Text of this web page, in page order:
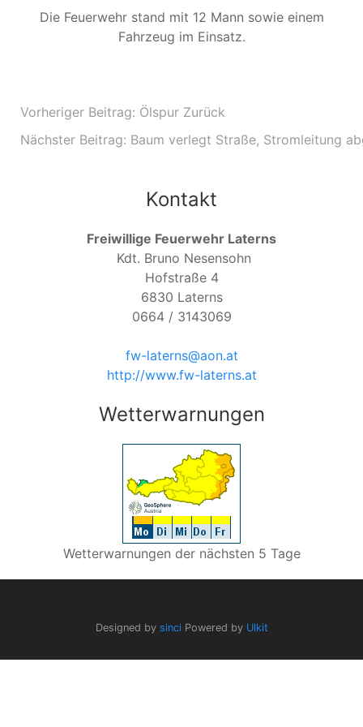
Die Feuerwehr stand mit 12 Mann sowie einem
Fahrzeug im Einsatz.
Vorheriger Beitrag: Ölspur Zurück
Nächster Beitrag: Baum verlegt Straße, Stromleitung
Kontakt
Freiwillige Feuerwehr Laterns
Kdt. Bruno Nesensohn
Hofstraße 4
6830 Laterns
0664 / 3143069
fw-laterns@aon.at
http://www.fw-laterns.at
Wetterwarnungen
Wetterwarnungen der nächsten 5 Tage
Designed by sinciPowered by Ulkit